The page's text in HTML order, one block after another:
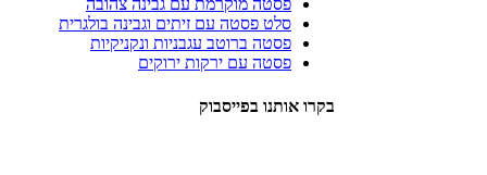
פסטה מוקרמת עם גבינה צהובה
סלט פסטה עם זיתים וגבינה בולגרית
פסטה ברוטב עגבניות ונקניקיות
פסטה עם ירקות ירוקים
בקרו אותנו בפייסבוק